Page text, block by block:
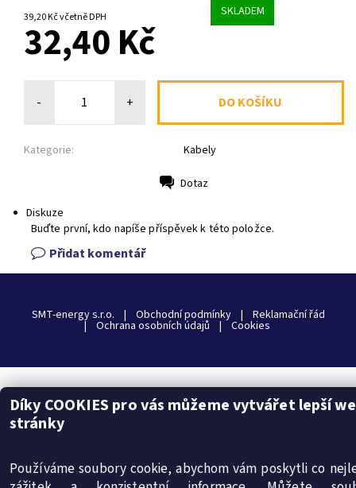
39,20 Kč včetně DPH SKLADEM
32,40 Kč
- +
Kategorie: Kabely
Dotaz
Diskuze
Buďte první, kdo napíše příspěvek k této položce.
Přidat komentář
SMT-energy s.r.o. | Obchodní podmínky | Reklamační řád
| Ochrana osobních údajů | Cookies
2026 © internetový obchod insolar.cz, všechna práva vyhrazena
Díky COOKIES pro vás můžeme vytvářet lepší
stránky
Používáme soubory cookie, abychom vám poskytli co